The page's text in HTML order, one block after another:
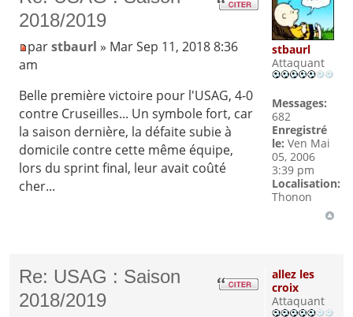
2018/2019
parstbaurl » Mar Sep 11, 2018 8:36
am
Belle première victoire pour l'USAG, 4-0
contre Cruseilles... Un symbole fort, car
la saison dernière, la défaite subie à
domicile contre cette même équipe,
lors du sprint final, leur avait coûté
cher...
stbaurl
Attaquant
Messages:
682
Enregistré
le: Ven Mai
05, 2006
3:39 pm
Localisation:
Thonon
Re: USAG : Saison
2018/2019
allez les
croix
Attaquant